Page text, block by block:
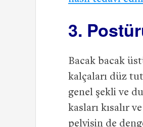
3.
Bacak bacak
kalçaları düz
genel şekli ve
kasları kısalır
pelvisin de